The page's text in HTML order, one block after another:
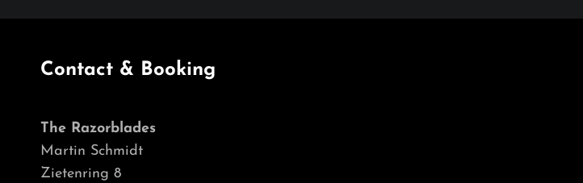
Contact & Booking
The Razorblades
Martin Schmidt
Zietenring 8